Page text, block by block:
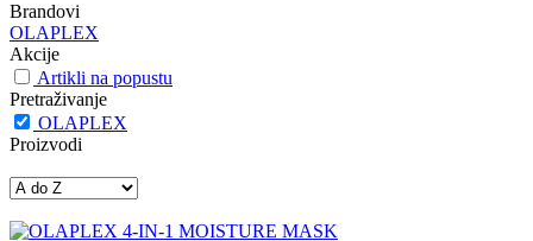
Brandovi
OLAPLEX
Akcije
Artikli na popustu
Pretraživanje
OLAPLEX
Proizvodi